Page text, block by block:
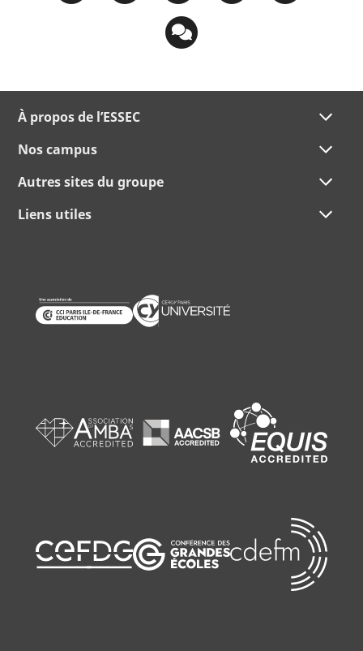
À propos de l’ESSEC
Nos campus
Autres sites du groupe
Liens utiles